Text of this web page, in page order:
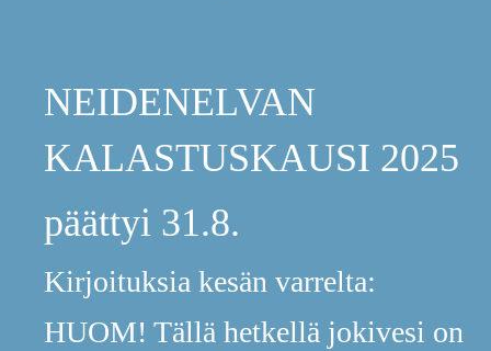
NEIDENELVAN
KALASTUSKAUSI 2025
päättyi 31.8.
Kirjoituksia kesän varrelta:
HUOM! Tällä hetkellä jokivesi on